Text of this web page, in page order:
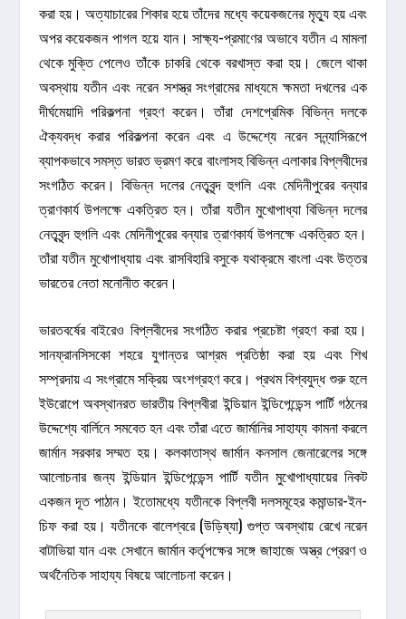
করা হয়। অত্যাচারের শিকার হয়ে তাঁদের মধ্যে কয়েকজনের মৃত্যু হয় এবং
অপর কয়েকজন পাগল হয়ে যান। সাক্ষ্য-প্রমাণের অভাবে যতীন এ মামলা
থেকে মুক্তি পেলেও তাঁকে চাকরি থেকে বরখাস্ত করা হয়। জেলে থাকা
অবস্থায় যতীন এবং নরেন সশস্ত্র সংগ্রামের মাধ্যমে ক্ষমতা দখলের এক
দীর্ঘমেয়াদি পরিকল্পনা গ্রহণ করেন। তাঁরা দেশপ্রেমিক বিভিন্ন দলকে
ঐক্যবদ্ধ করার পরিকল্পনা করেন এবং এ উদ্দেশ্যে নরেন সন্ন্যাসিরূপে
ব্যাপকভাবে সমস্ত ভারত ভ্রমণ করে বাংলাসহ বিভিন্ন এলাকার বিপ্লবীদের
সংগঠিত করেন। বিভিন্ন দলের নেতৃবৃন্দ হুগলি এবং মেদিনীপুরের বন্যার
ত্রাণকার্য উপলক্ষে একত্রিত হন। তাঁরা যতীন মুখোপাধ্যা বিভিন্ন দলের
নেতৃবৃন্দ হুগলি এবং মেদিনীপুরের বন্যার ত্রাণকার্য উপলক্ষে একত্রিত হন।
তাঁরা যতীন মুখোপাধ্যায় এবং রাসবিহারি বসুকে যথাক্রমে বাংলা এবং উত্তর
ভারতের নেতা মনোনীত করেন।
ভারতবর্ষের বাইরেও বিপ্লবীদের সংগঠিত করার প্রচেষ্টা গ্রহণ করা হয়।
সানফ্রানসিসকো শহরে যুগান্তর আশ্রম প্রতিষ্ঠা করা হয় এবং শিখ
সম্প্রদায় এ সংগ্রামে সক্রিয় অংশগ্রহণ করে। প্রথম বিশ্বযুদ্ধ শুরু হলে
ইউরোপে অবস্থানরত ভারতীয় বিপ্লবীরা ইন্ডিয়ান ইন্ডিপেন্ডেন্স পার্টি গঠনের
উদ্দেশ্যে বার্লিনে সমবেত হন এবং তাঁরা এতে জার্মানির সাহায্য কামনা করলে
জার্মান সরকার সম্মত হয়। কলকাতাস্থ জার্মান কনসাল জেনারেলের সঙ্গে
আলোচনার জন্য ইন্ডিয়ান ইন্ডিপেন্ডেন্স পার্টি যতীন মুখোপাধ্যায়ের নিকট
একজন দূত পাঠান। ইতোমধ্যে যতীনকে বিপ্লবী দলসমূহের কমান্ডার-ইন-
চিফ করা হয়। যতীনকে বালেশ্বরে (উড়িষ্যা) গুপ্ত অবস্থায় রেখে নরেন
বাটাভিয়া যান এবং সেখানে জার্মান কর্তৃপক্ষের সঙ্গে জাহাজে অস্ত্র প্রেরণ ও
অর্থনৈতিক সাহায্য বিষয়ে আলোচনা করেন।